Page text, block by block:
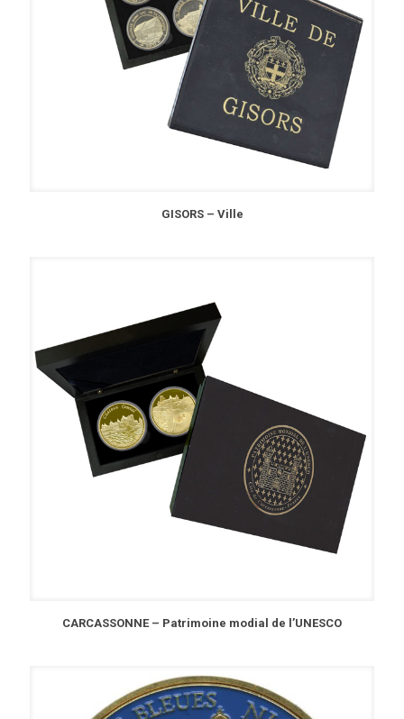
GISORS – Ville
CARCASSONNE – Patrimoine modial de l’UNESCO